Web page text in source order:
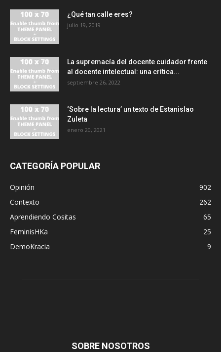
¿Qué tan calle eres?
julio 19, 2019
La supremacía del docente cuidador frente
al docente intelectual: una crítica...
septiembre 26, 2022
‘Sobre la lectura’ un texto de Estanislao
Zuleta
enero 20, 2021
CATEGORÍA POPULAR
Opinión
902
Contexto
262
Aprendiendo Cositas
65
FeminisHKa
25
DemoKracia
9
SOBRE NOSOTROS